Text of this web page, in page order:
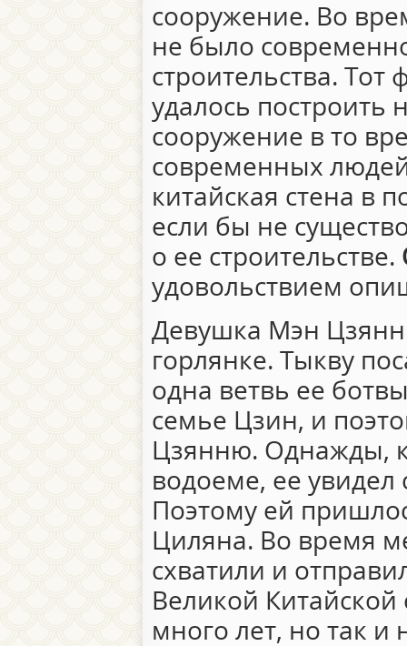
сооружение. Во
не было
строительства. Тот
удалось построить
сооружение в то
современных
китайская стена в
если бы не
о ее строительстве.
удовольствием
Девушка Мэн
горлянке. Тыкву
одна ветвь ее
семье Цзин, и
Цзянню. Однажды,
водоеме, ее
Поэтому ей
Циляна. Во время
схватили и
Великой
много лет, но так